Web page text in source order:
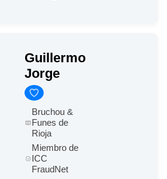
Guillermo
Jorge
Bruchou &
Funes de
Rioja
Miembro de
ICC
FraudNet